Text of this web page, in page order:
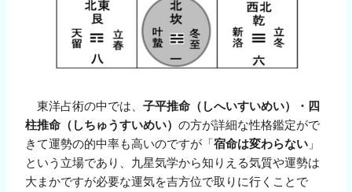
東洋占術の中では、子平推命（しへいすいめい）・四
柱推命（しちゅうすいめい）の方が詳細な性格鑑定がで
きて運勢の的中率も高いのですが「宿命は変わらない 」
という立場であり、九星気学から知りえる気質や運勢は
大まかですが必要な運気を吉方位で取りに行くことで